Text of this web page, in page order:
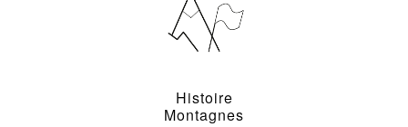
Histoire
Montagnes